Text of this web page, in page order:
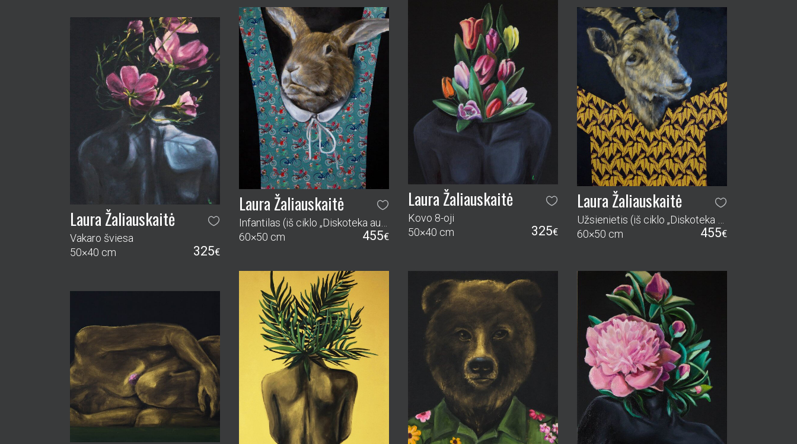
Laura Žaliauskaitė
Kovo 8-oji
50×40 cm
325€
Laura Žaliauskaitė
60×50 cm
455€
Laura Žaliauskaitė
Užsienietis (iš ciklo „Diskoteka auksiniam miške“)
60×50 cm
455€
Laura Žaliauskaitė
Vakaro šviesa
50×40 cm
325€